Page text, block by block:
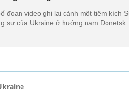
đoạn video ghi lại cảnh một tiêm kích
sự của Ukraine ở hướng nam Donetsk.